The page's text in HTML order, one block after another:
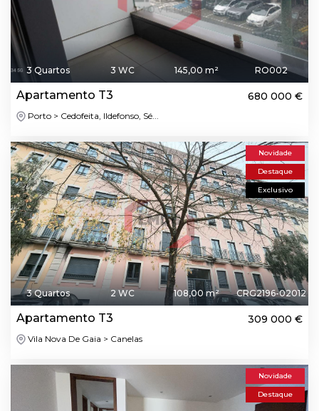
3 Quartos 3 WC 145,00 m² RO002
Apartamento T3 680 000 €
Porto > Cedofeita, Ildefonso, Sé...
Novidade
Destaque
Exclusivo
3 Quartos 2 WC 108,00 m² CRG2196-02012
Apartamento T3 309 000 €
Vila Nova De Gaia > Canelas
Novidade
Destaque